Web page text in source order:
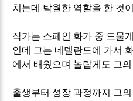
치는데 탁월한 역할을 한 것
작가는 스페인 화가 중 드물
인데 그는 네델란드에 가서
에서 배웠으며 놀랍게도 그
출생부터 성장 과정까지 그